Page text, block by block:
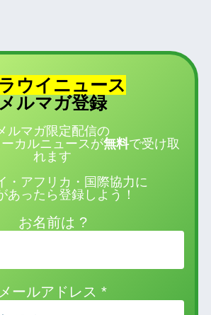
ウイニュース
メルマガ登録
ルマガ限定配信の
カルニュースが無料で受け取
れます
・アフリカ・国際協力に
あったら登録しよう！
お名前は ?
メールアドレス *